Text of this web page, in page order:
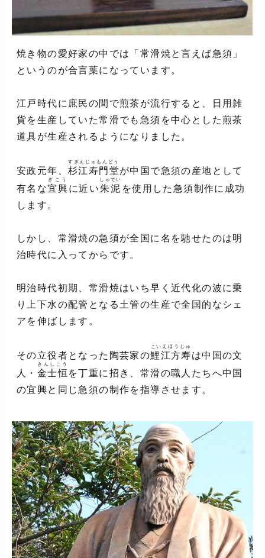
焼き物の愛好家の中では「常滑焼と言えば急須」
というのが合言葉になっています。
江戸時代に庶民の間で煎茶が流行すると、日用雑
貨を生産していた常滑でも急須を中心とした煎茶
道具が生産されるようになりました。
安政元年、 杉江寿門堂
すぎえじゅもんどう
が中国で急須の産地として
有名な宜興
ぎこう
に近い朱泥
しゅでい
を使用した急須制作に成功
します。
しかし、常滑焼の急須が全国に名を馳せたのは明
治時代に入ってからです。
明治時代初期、常滑焼はいち早く近代化の波に乗
り上下水の配管となる土管の生産で全国的なシェ
アを伸ばします。
その立役者となった陶芸家の鯉江方寿
こいえほうじゅ
は中国の文
人・ 金士恒
きんしこう
を丁重に招き、常滑の職人たちへ中国
の宜興と同じ急須の制作を指導させます。